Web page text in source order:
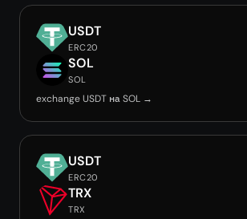
USDT
ERC20
SOL
SOL
exchange USDT на SOL →
USDT
ERC20
TRX
TRX